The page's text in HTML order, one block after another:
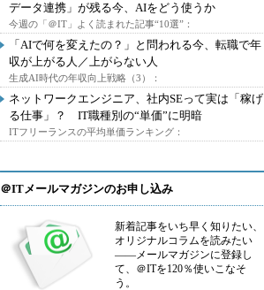
データ連携」が残る今、AIをどう使うか
今週の「＠IT」よく読まれた記事“10選”：
「AIで何を変えたの？」と問われる今、転職で年
収が上がる人／上がらない人
生成AI時代の年収向上戦略（3）：
ネットワークエンジニア、社内SEって実は「稼げ
る仕事」？ IT職種別の“単価”に明暗
ITフリーランスの平均単価ランキング：
＠ITメールマガジンのお申し込み
新着記事をいち早く知りたい、
オリジナルコラムを読みたい
――メールマガジンに登録し
て、＠ITを120％使いこなそ
う。